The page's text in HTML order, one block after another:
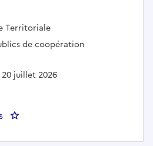
:Territoriale
de coopération
juillet 2026
: Un(e) chargé(e) d’opération -